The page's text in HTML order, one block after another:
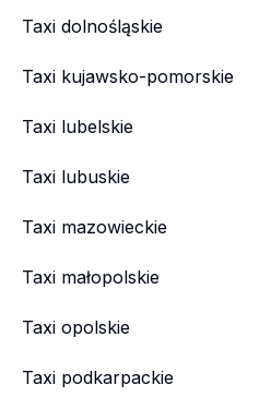
Taxi dolnośląskie
Taxi kujawsko-pomorskie
Taxi lubelskie
Taxi lubuskie
Taxi mazowieckie
Taxi małopolskie
Taxi opolskie
Taxi podkarpackie